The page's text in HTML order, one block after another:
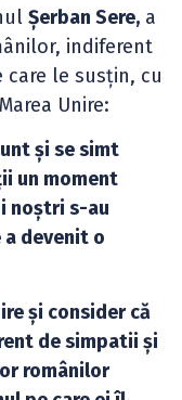
Șerban Sere, a
indiferent
le susțin, cu
Unire:
și se simt
un moment
noștri s-au
devenit o
și consider că
de simpatii și
românilor